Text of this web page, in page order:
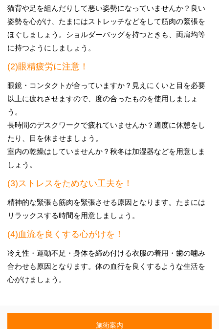
猫背や足を組んだりして悪い姿勢になっていませんか？良い
姿勢を心がけ、たまにはストレッチなどをして筋肉の緊張を
ほぐしましょう。ショルダーバッグを持つときも、両肩均等
に持つようにしましょう。
(2)眼精疲労に注意！
眼鏡・コンタクトが合っていますか？見えにくいと目を必要
以上に疲れさせますので、度の合ったものを使用しましょ
う。
長時間のデスクワークで疲れていませんか？適度に休憩をし
たり、目を休ませましょう。
室内の乾燥はしていませんか？秋冬は加湿器などを用意しま
しょう。
(3)ストレスをためない工夫を！
精神的な緊張も筋肉を緊張させる原因となります。たまには
リラックスする時間を用意しましょう。
(4)血流を良くする心がけを！
冷え性・運動不足・身体を締め付ける衣服の着用・歯の噛み
合わせも原因となります。体の血行を良くするような生活を
心がけましょう。
施術案内